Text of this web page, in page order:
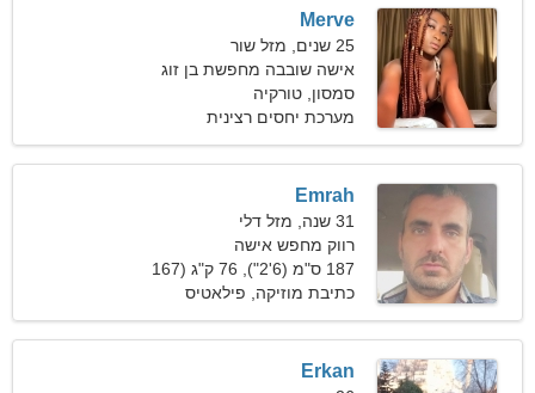
Merve
25 שנים, מזל שור
אישה שובבה מחפשת בן זוג
סמסון, טורקיה
מערכת יחסים רצינית
Emrah
31 שנה, מזל דלי
רווק מחפש אישה
187 ס"מ (6'2"), 76 ק"ג (167
פאונד)
כתיבת מוזיקה, פילאטיס
Erkan